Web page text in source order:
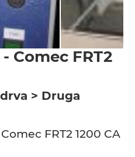
Comec FRT2
> Druga
Comec FRT2 1200 CA